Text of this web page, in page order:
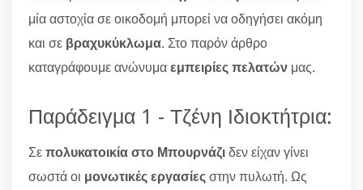
μία αστοχία σε οικοδομή μπορεί να οδηγήσει ακόμη
και σε βραχυκύκλωμα. Στο παρόν άρθρο
καταγράφουμε ανώνυμαεμπειρίες πελατών μας.
Παράδειγμα 1 - Τζένη Ιδιοκτήτρια:
Σεπολυκατοικία στο Μπουρνάζιδεν είχαν γίνει
σωστά οι μονωτικές εργασίεςστην πυλωτή. Ως